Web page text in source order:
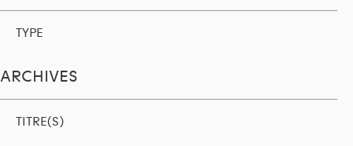
TYPE
ARCHIVES
TITRE(S)